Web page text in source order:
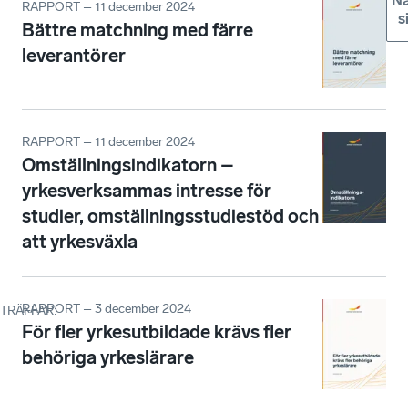
TRÄFFAR:
RAPPORT – 11 december 2024
Bättre matchning med färre
leverantörer
RAPPORT – 11 december 2024
Omställningsindikatorn –
yrkesverksammas intresse för
studier, omställningsstudiestöd och
att yrkesväxla
RAPPORT – 3 december 2024
För fler yrkesutbildade krävs fler
behöriga yrkeslärare